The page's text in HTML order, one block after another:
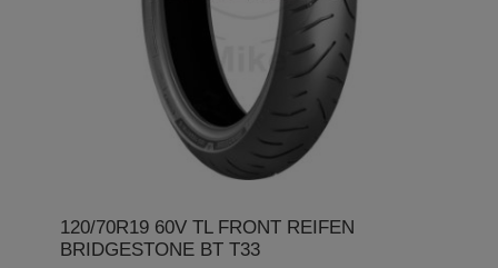
120/70R19 60V TL FRONT REIFEN
BRIDGESTONE BT T33